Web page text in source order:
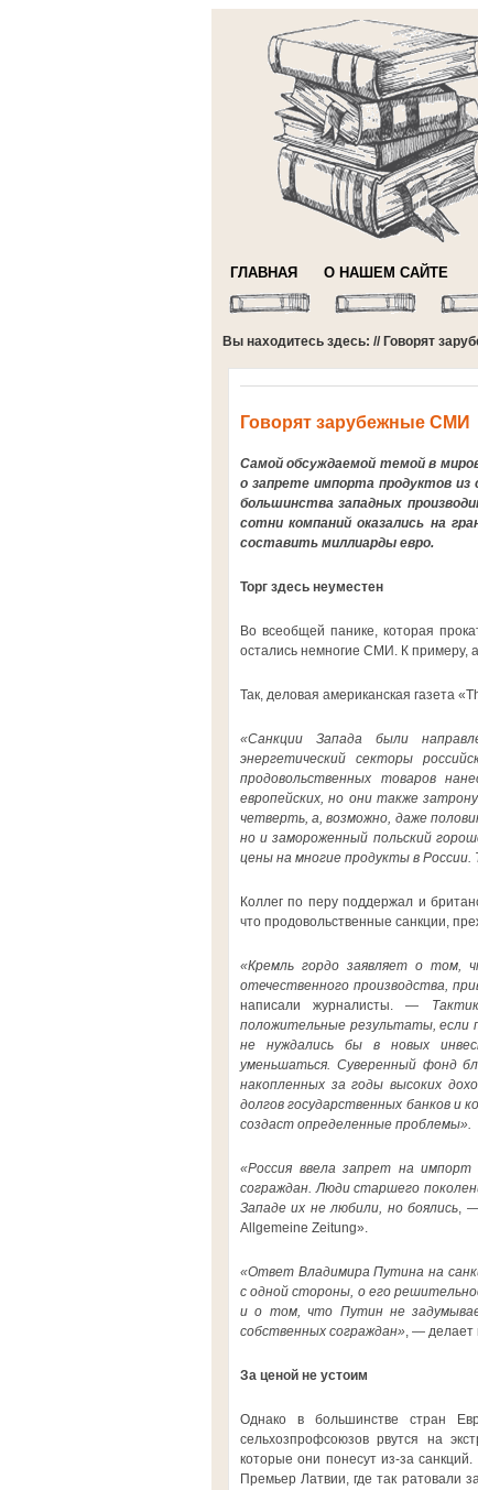
ГЛАВНАЯ О НАШЕМ САЙТЕ
Вы находитесь здесь: // Говорят
Говорят зарубежные СМИ
Самой обсуждаемой темой в
о запрете импорта продуктов из
большинства западных
сотни компаний оказались на
составить миллиарды евро.
Торг здесь неуместен
Во всеобщей панике, которая
остались немногие СМИ. К примеру,
Так, деловая американская газета
«Санкции Запада были
энергетический секторы
продовольственных товаров
европейских, но они также
четверть, а, возможно, даже
но и замороженный польский
цены на многие продукты в
Коллег по перу поддержал и
что продовольственные санкции,
«Кремль гордо заявляет о том,
отечественного производства,
написали журналисты. —
положительные результаты, если
не нуждались бы в новых
уменьшаться. Суверенный фонд
накопленных за годы высоких
долгов государственных банков и
создаст определенные проблемы».
«Россия ввела запрет на импорт
сограждан. Люди старшего
Западе их не любили, но боялись, —
Allgemeine Zeitung».
«Ответ Владимира Путина на
с одной стороны, о его
и о том, что Путин не
собственных сограждан», — делает
За ценой не устоим
Однако в большинстве стран
сельхозпрофсоюзов рвутся на
которые они понесут из-за
Премьер Латвии, где так ратовали